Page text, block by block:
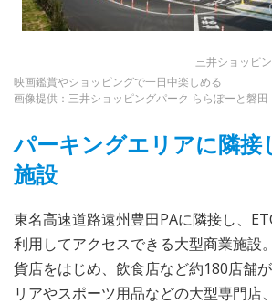
三井ショッピ
映画鑑賞やショッピングで一日中楽しめる
画像提供：三井ショッピングパーク ららぽーと磐田
パーキングエリアに隣接
施設
東名高速道路遠州豊田PAに隣接し、
利用してアクセスできる大型商業施設
貨店をはじめ、飲食店など約180店舗
リアやスポーツ用品などの大型専門店